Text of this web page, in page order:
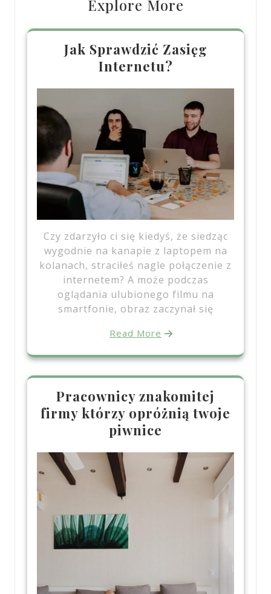
Explore More
Jak Sprawdzić Zasięg
Internetu?
Czy zdarzyło ci się kiedyś, że siedząc
wygodnie na kanapie z laptopem na
kolanach, straciłeś nagle połączenie z
internetem? A może podczas
oglądania ulubionego filmu na
smartfonie, obraz zaczynał się
Read More
Pracownicy znakomitej
firmy którzy opróżnią twoje
piwnice